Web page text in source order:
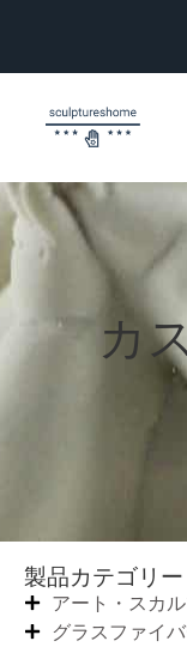
カ
製品カテゴリー
アート・スカ
グラスファイ